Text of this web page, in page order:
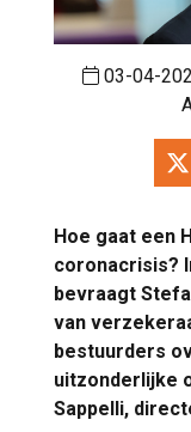
03-04-
Hoe gaat een
coronacrisis?
bevraagt
van
bestuurders
uitzonderlijke
Sappelli,